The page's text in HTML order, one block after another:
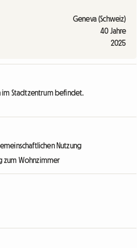
Geneva (Schweiz)
40 Jahre
2025
im Stadtzentrum befindet.
Nutzung
zum Wohnzimmer